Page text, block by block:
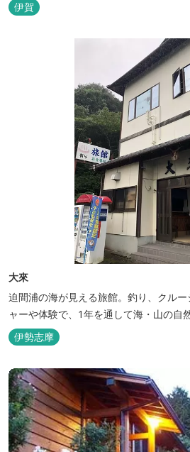
をしながら子どもが川遊びをしている
伊賀
大來
迫間浦の海が見える旅館。釣り、クル
ャーや体験で、1年を通して海・山の自
伊勢志摩